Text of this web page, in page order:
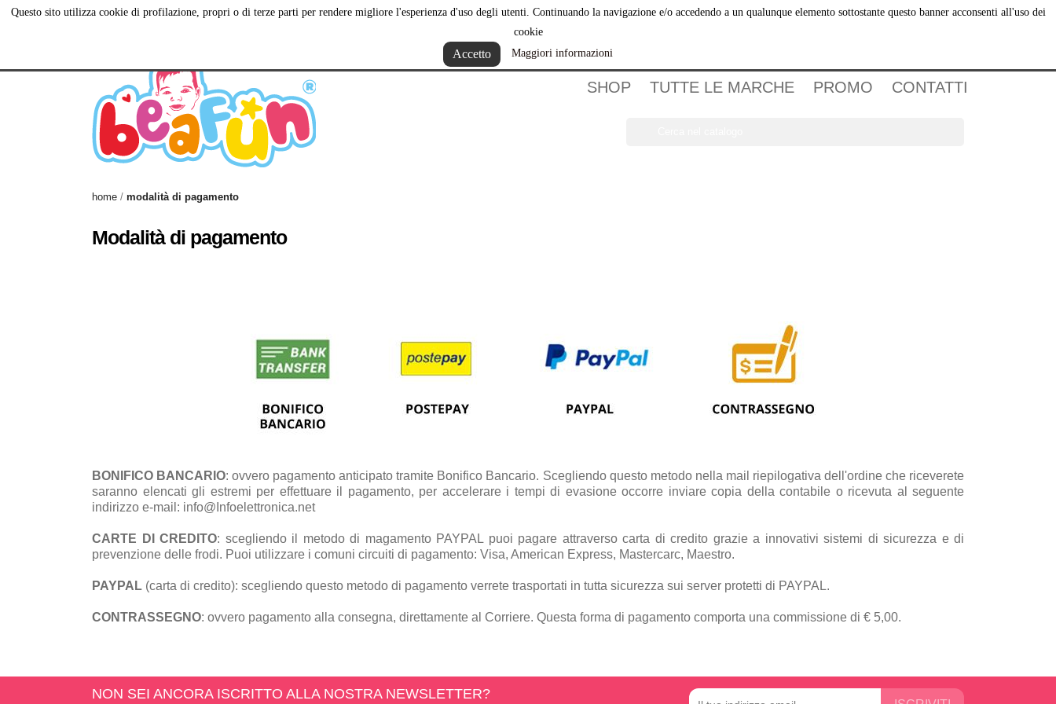
Questo sito utilizza cookie di profilazione, propri o di terze parti per rendere migliore l'esperienza d'uso degli utenti. Continuando la navigazione e/o accedendo a un qualunque elemento sottostante questo banner acconsenti all'uso dei
cookie
Accetto Maggiori informazioni
081 560 55 20
Via Antiniana, 115,
Chi Siamo Carrello (0)
SHOP TUTTE LE MARCHE PROMO CONTATTI
home modalità di pagamento
Modalità di pagamento
BONIFICO BANCARIO: ovvero pagamento anticipato tramite Bonifico Bancario. Scegliendo questo metodo nella mail riepilogativa dell'ordine che riceverete
saranno elencati gli estremi per effettuare il pagamento, per accelerare i tempi di evasione occorre inviare copia della contabile o ricevuta al seguente
indirizzo e-mail: info@Infoelettronica.net
CARTE DI CREDITO: scegliendo il metodo di magamento PAYPAL puoi pagare attraverso carta di credito grazie a innovativi sistemi di sicurezza e di
prevenzione delle frodi. Puoi utilizzare i comuni circuiti di pagamento: Visa, American Express, Mastercarc, Maestro.
PAYPAL (carta di credito): scegliendo questo metodo di pagamento verrete trasportati in tutta sicurezza sui server protetti di PAYPAL.
CONTRASSEGNO: ovvero pagamento alla consegna, direttamente al Corriere. Questa forma di pagamento comporta una commissione di € 5,00.
NON SEI ANCORA ISCRITTO ALLA NOSTRA NEWSLETTER?